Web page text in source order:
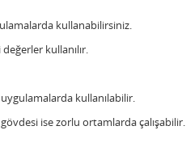
kullanabilirsiniz.
kullanılır.
kullanılabilir.
ise zorlu ortamlarda çalışabilir.